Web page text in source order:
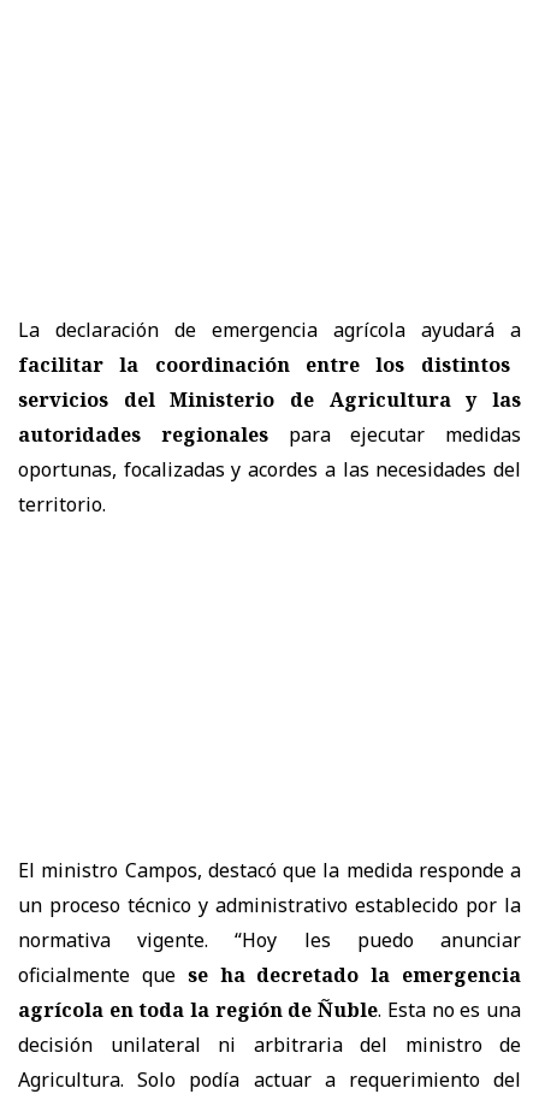
La declaración de emergencia agrícola ayudará a
facilitar la coordinación entre los distintos
servicios del Ministerio de Agricultura y las
autoridades regionalespara ejecutar medidas
oportunas, focalizadas y acordes a las necesidades del
territorio.
El ministro Campos, destacó que la medida responde a
un proceso técnico y administrativo establecido por la
normativa vigente. “Hoy les puedo anunciar
oficialmente que se ha decretado la emergencia
agrícola en toda la región de Ñuble. Esta no es una
decisión unilateral ni arbitraria del ministro de
Agricultura. Solo podía actuar a requerimiento del